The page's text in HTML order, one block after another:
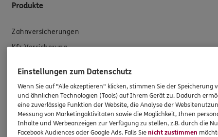
Produkte
Zahnversicherungen
Kfz-Versicherung
Versicherungen für den privaten Bedarf
Versicherungen für Geschäftskunden
Hilfe & Services
Einstellungen zum Datenschutz
Wenn Sie auf "Alle akzeptieren" klicken, stimmen Sie der Speicherung
und ähnlichen Technologien (Tools) auf Ihrem Gerät zu. Dadurch
eine zuverlässige Funktion der Website, die Analyse der
Messung von Marketingaktivitäten sowie die Möglichkeit, Ihnen
Inhalte und Werbeanzeigen zur Verfügung zu stellen, z.B. durch die
Facebook Audiences oder Google Ads. Falls Sienicht zustimmen